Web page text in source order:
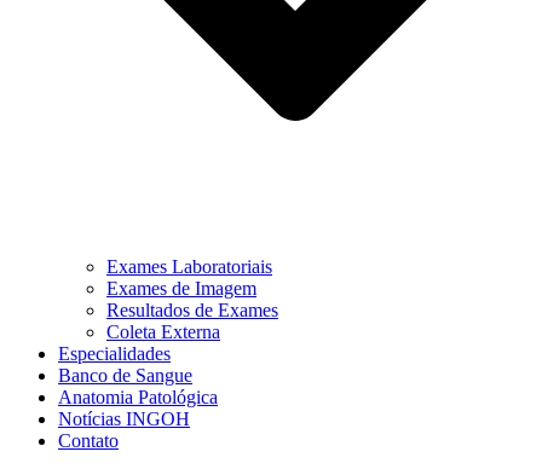
Exames Laboratoriais
Exames de Imagem
Resultados de Exames
Coleta Externa
Especialidades
Banco de Sangue
Anatomia Patológica
Notícias INGOH
Contato